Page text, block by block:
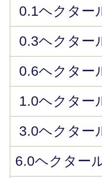
0.1ヘクター
0.3ヘクター
0.6ヘクター
1.0ヘクター
3.0ヘクター
6.0ヘクター